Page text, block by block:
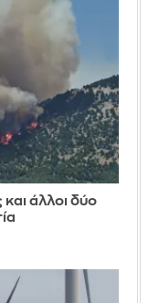
άλλοι δύο